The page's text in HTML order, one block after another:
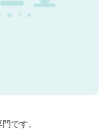
です。